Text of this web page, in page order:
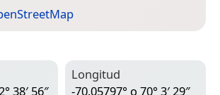
38′ 56″
Longitud
-70.05797° o 70° 3′ 29″